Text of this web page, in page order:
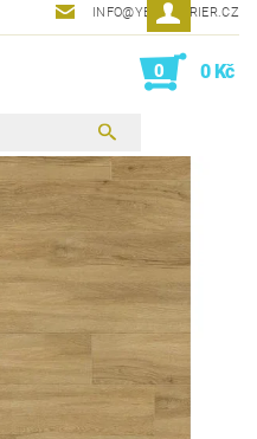
INFO@YESINTERIER.CZ
0 0 Kč